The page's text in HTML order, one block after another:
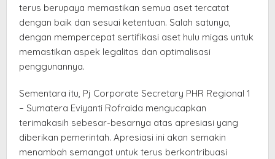
terus berupaya memastikan semua aset tercatat
dengan baik dan sesuai ketentuan. Salah satunya,
dengan mempercepat sertifikasi aset hulu migas untuk
memastikan aspek legalitas dan optimalisasi
penggunannya.
Sementara itu, Pj Corporate Secretary PHR Regional 1
– Sumatera Eviyanti Rofraida mengucapkan
terimakasih sebesar-besarnya atas apresiasi yang
diberikan pemerintah. Apresiasi ini akan semakin
menambah semangat untuk terus berkontribuasi